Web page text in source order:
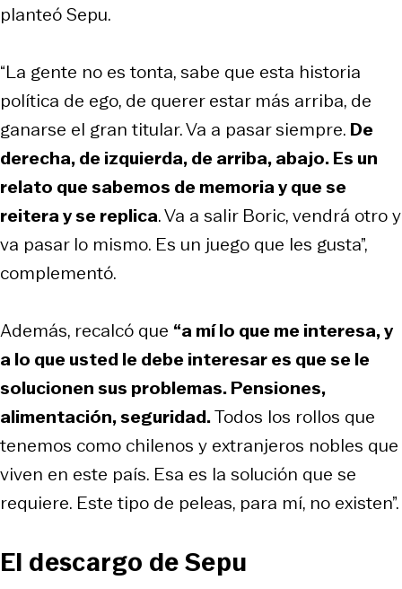
planteó Sepu.
“La gente no es tonta, sabe que esta historia
política de ego, de querer estar más arriba, de
ganarse el gran titular. Va a pasar siempre. De
derecha, de izquierda, de arriba, abajo. Es un
relato que sabemos de memoria y que se
reitera y se replica. Va a salir Boric, vendrá otro y
va pasar lo mismo. Es un juego que les gusta”,
complementó.
Además, recalcó que “a mí lo que me interesa, y
a lo que usted le debe interesar es que se le
solucionen sus problemas. Pensiones,
alimentación, seguridad.Todos los rollos que
tenemos como chilenos y extranjeros nobles que
viven en este país. Esa es la solución que se
requiere. Este tipo de peleas, para mí, no existen”.
El descargo de Sepu